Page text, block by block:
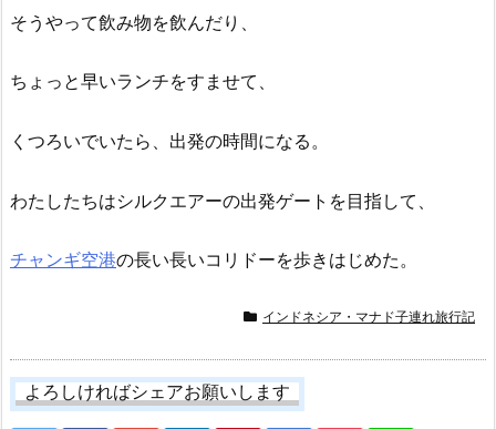
そうやって飲み物を飲んだり、
ちょっと早いランチをすませて、
くつろいでいたら、出発の時間になる。
わたしたちはシルクエアーの出発ゲートを目指して、
チャンギ空港の長い長いコリドーを歩きはじめた。
インドネシア・マナド子連れ旅行記
よろしければシェアお願いします